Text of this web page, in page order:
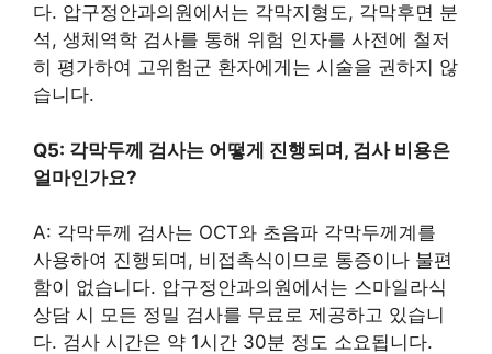
다. 압구정안과의원에서는 각막지형도, 각막후면 분
석, 생체역학 검사를 통해 위험 인자를 사전에 철저
히 평가하여 고위험군 환자에게는 시술을 권하지 않
습니다.
Q5: 각막두께 검사는 어떻게 진행되며, 검사 비용은
얼마인가요?
A: 각막두께 검사는 OCT와 초음파 각막두께계를
사용하여 진행되며, 비접촉식이므로 통증이나 불편
함이 없습니다. 압구정안과의원에서는 스마일라식
상담 시 모든 정밀 검사를 무료로 제공하고 있습니
다. 검사 시간은 약 1시간 30분 정도 소요됩니다.